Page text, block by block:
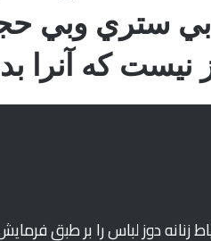
ستري وبي
كه آنرا
زنانه دوز لباس را بر طبق